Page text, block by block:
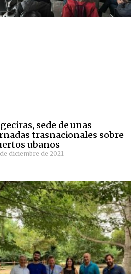
sede de unas
trasnacionales sobre
ubanos
diciembre de 2021